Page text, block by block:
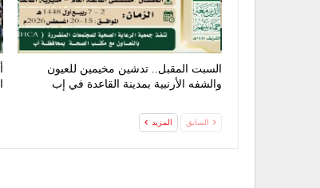
السبت المقبل.. تدشين مخيمين للعيون
والشفه الأرنبية بمدينة القاعدة في إب
السابق المزيد